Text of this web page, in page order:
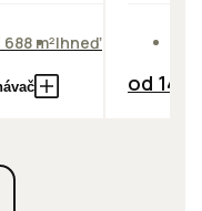
m²Ihneď
od